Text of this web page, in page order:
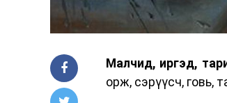
Малчид, иргэд,
орж, сэрүүсч, говь,